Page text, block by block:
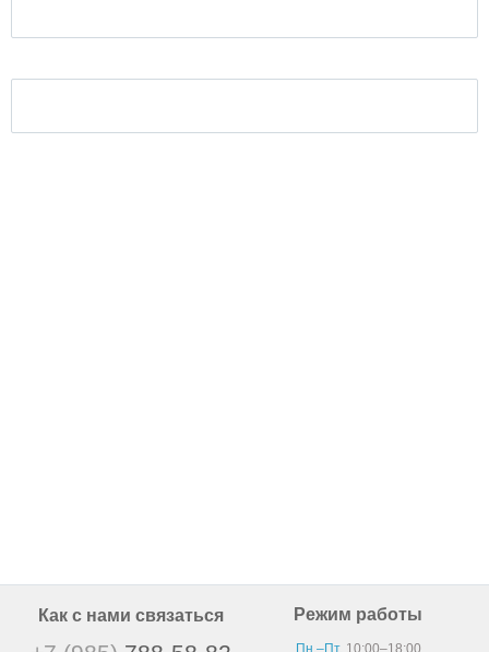
Как с нами связаться Режим работы
Пн.–Пт.10:00–18:00